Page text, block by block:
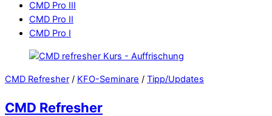
CMD Pro III
CMD Pro II
CMD Pro I
CMD Refresher / KFO-Seminare / Tipp/Updates
CMD Refresher